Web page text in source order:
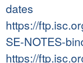
dates
https://
SE-NOTES-
https://